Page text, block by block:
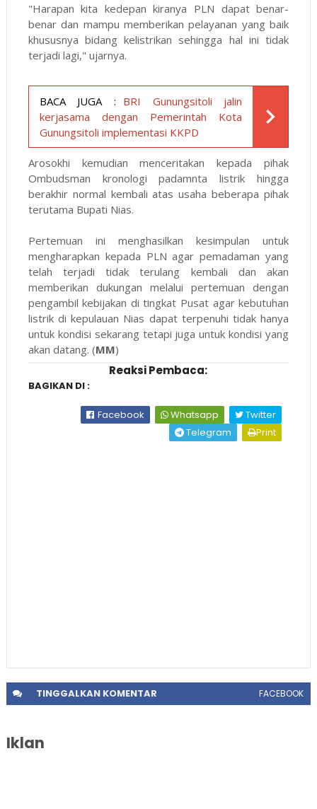
"Harapan kita kedepan kiranya PLN dapat benar-
benar dan mampu memberikan pelayanan yang baik
khususnya bidang kelistrikan sehingga hal ini tidak
terjadi lagi," ujarnya.
BACA JUGA : BRI Gunungsitoli jalin
kerjasama dengan Pemerintah Kota
Gunungsitoli implementasi KKPD
Arosokhi kemudian menceritakan kepada pihak
Ombudsman kronologi padamnta listrik hingga
berakhir normal kembali atas usaha beberapa pihak
terutama Bupati Nias.
Pertemuan ini menghasilkan kesimpulan untuk
mengharapkan kepada PLN agar pemadaman yang
telah terjadi tidak terulang kembali dan akan
memberikan dukungan melalui pertemuan dengan
pengambil kebijakan di tingkat Pusat agar kebutuhan
listrik di kepulauan Nias dapat terpenuhi tidak hanya
untuk kondisi sekarang tetapi juga untuk kondisi yang
akan datang. (MM)
Reaksi Pembaca:
BAGIKAN DI :
Facebook Whatsapp
Twitter
Telegram
Print
TINGGALKANKOMENTAR FACEBOOK
Iklan